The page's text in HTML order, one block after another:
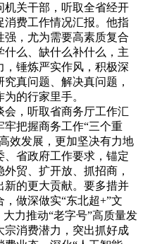
机关干部，听取全省经开
消费工作情况汇报。他指
强，尤为需要高素质复合
么、缺什么补什么，主
锤炼严实作风，积极深
真问题、解决真问题，
的行家里手。
，听取省商务厅工作汇
把握商务工作“三个重
效发展，更加坚决有力地
省政府工作要求，锚定
贸、扩开放、抓招商，
新的更大贡献。要多措并
做深做实“东北超+”文
力推动“老字号”高质量发
宗消费潜力，突出抓好成